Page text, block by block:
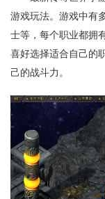
游戏玩法。游戏中有
士等，每个职业都拥
喜好选择适合自己的
己的战斗力。